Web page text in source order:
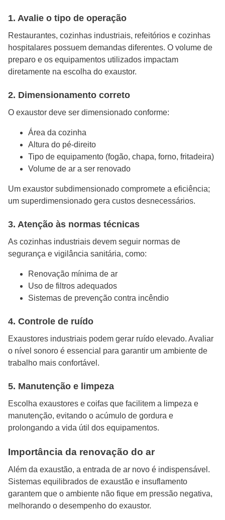
1. Avalie o tipo de operação
Restaurantes, cozinhas industriais, refeitórios e cozinhas
hospitalares possuem demandas diferentes. O volume de
preparo e os equipamentos utilizados impactam
diretamente na escolha do exaustor.
2. Dimensionamento correto
O exaustor deve ser dimensionado conforme:
Área da cozinha
Altura do pé-direito
Tipo de equipamento (fogão, chapa, forno, fritadeira)
Volume de ar a ser renovado
Um exaustor subdimensionado compromete a eficiência;
um superdimensionado gera custos desnecessários.
3. Atenção às normas técnicas
As cozinhas industriais devem seguir normas de
segurança e vigilância sanitária, como:
Renovação mínima de ar
Uso de filtros adequados
Sistemas de prevenção contra incêndio
4. Controle de ruído
Exaustores industriais podem gerar ruído elevado. Avaliar
o nível sonoro é essencial para garantir um ambiente de
trabalho mais confortável.
5. Manutenção e limpeza
Escolha exaustores e coifas que facilitem a limpeza e
manutenção, evitando o acúmulo de gordura e
prolongando a vida útil dos equipamentos.
Importância da renovação do ar
Além da exaustão, a entrada de ar novo é indispensável.
Sistemas equilibrados de exaustão e insuflamento
garantem que o ambiente não fique em pressão negativa,
melhorando o desempenho do exaustor.